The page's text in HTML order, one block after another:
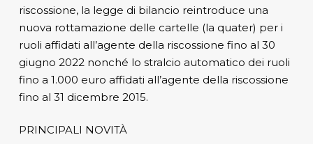
riscossione, la legge di bilancio reintroduce una
nuova rottamazione delle cartelle (la quater) per i
ruoli affidati all’agente della riscossione fino al 30
giugno 2022 nonché lo stralcio automatico dei ruoli
fino a 1.000 euro affidati all’agente della riscossione
fino al 31 dicembre 2015.
PRINCIPALI NOVITÀ